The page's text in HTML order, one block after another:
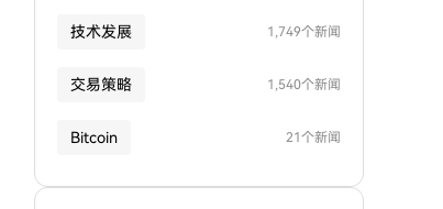
技术发展 1,749个新闻
交易策略 1,540个新闻
Bitcoin 21个新闻